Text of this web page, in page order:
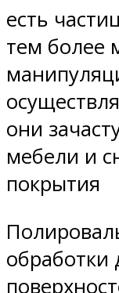
есть
тем более
они
мебели и
покрытия
обработки